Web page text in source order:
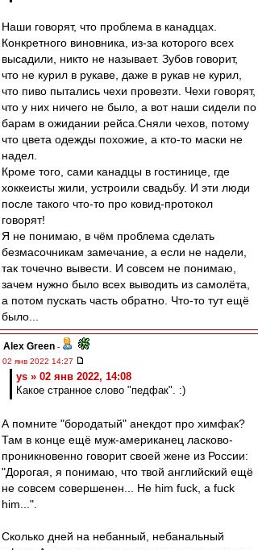
Наши говорят, что проблема в канадцах.
Конкретного виновника, из-за которого всех
высадили, никто не называет. Зубов говорит,
что не курил в рукаве, даже в рукав не курил,
что пиво пытались чехи провезти. Чехи говорят,
что у них ничего не было, а вот наши сидели по
барам в ожидании рейса.Сняли чехов, потому
что цвета одежды похожие, а кто-то маски не
надел.
Кроме того, сами канадцы в гостинице, где
хоккеисты жили, устроили свадьбу. И эти люди
после такого что-то про ковид-протокол
говорят!
Я не понимаю, в чём проблема сделать
безмасочникам замечание, а если не надели,
так точечно вывести. И совсем не понимаю,
зачем нужно было всех выводить из самолёта,
а потом пускать часть обратно. Что-то тут ещё
было...
Alex Green -
02 янв 2022 14:27
ys » 02 янв 2022, 14:08
Какое странное слово "педфак". :)
А помните "бородатый" анекдот про химфак?
Там в конце ещё муж-американец ласково-
проникновенно говорит своей жене из России:
"Дорогая, я понимаю, что твой английский ещё
не совсем совершенен... Не him fuck, а fuck
him...".
Сколько дней на небанный, небанальный